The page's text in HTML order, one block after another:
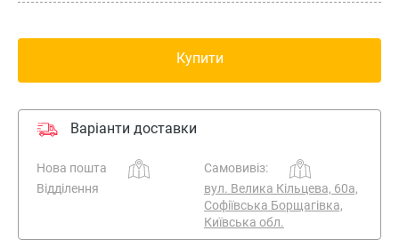
Купити
Варіанти доставки
Нова пошта
Самовивіз:
Відділення
вул. Велика Кільцева, 60а,
Софіївська Борщагівка,
Київська обл.